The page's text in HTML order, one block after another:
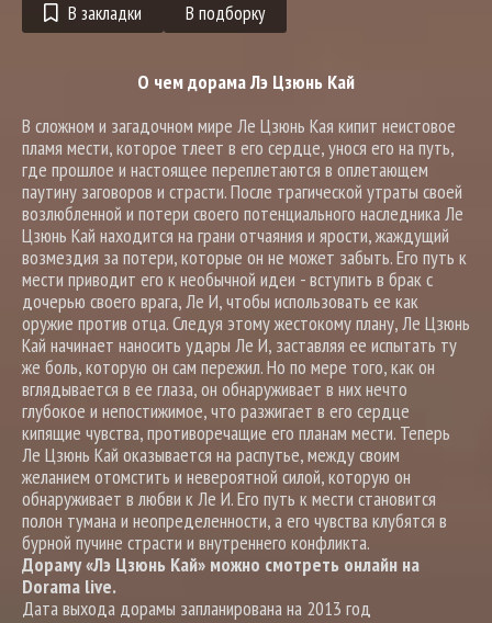
В закладки
В подборку
О чем дорама Лэ Цзюнь Кай
В сложном и загадочном мире Ле Цзюнь Кая кипит неистовое
пламя мести, которое тлеет в его сердце, унося его на путь,
где прошлое и настоящее переплетаются в оплетающем
паутину заговоров и страсти. После трагической утраты своей
возлюбленной и потери своего потенциального наследника Ле
Цзюнь Кай находится на грани отчаяния и ярости, жаждущий
возмездия за потери, которые он не может забыть. Его путь к
мести приводит его к необычной идеи - вступить в брак с
дочерью своего врага, Ле И, чтобы использовать ее как
оружие против отца. Следуя этому жестокому плану, Ле Цзюнь
Кай начинает наносить удары Ле И, заставляя ее испытать ту
же боль, которую он сам пережил. Но по мере того, как он
вглядывается в ее глаза, он обнаруживает в них нечто
глубокое и непостижимое, что разжигает в его сердце
кипящие чувства, противоречащие его планам мести. Теперь
Ле Цзюнь Кай оказывается на распутье, между своим
желанием отомстить и невероятной силой, которую он
обнаруживает в любви к Ле И. Его путь к мести становится
полон тумана и неопределенности, а его чувства клубятся в
бурной пучине страсти и внутреннего конфликта.
Дораму «Лэ Цзюнь Кай» можно смотреть онлайн на
Dorama live.
Дата выхода дорамы запланирована на 2013 год